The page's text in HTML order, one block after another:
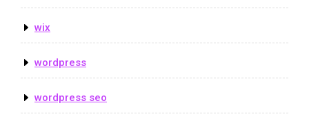
wix
wordpress
wordpress seo